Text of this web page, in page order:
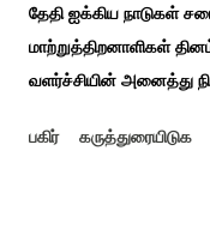
தேதி ஐக்கிய நாடுகள்
மாற்றுத்திறனாளிகள்
வளர்ச்சியின் அனைத்து
நோக்கமாகக் கொண்டது.
பகிர் கருத்துரையிடுக